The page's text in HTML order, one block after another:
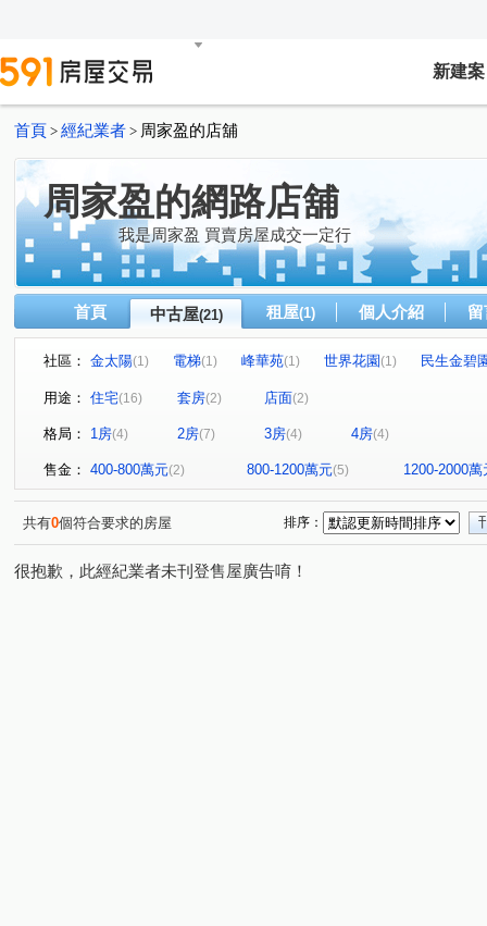
新建案
首頁 > 經紀業者 > 周家盈的店舖
周家盈的網路店舖
我是周家盈 買賣房屋成交一定行
首頁 中古屋(21) 租屋(1) 個人介紹
社區： 金太陽(1) 電梯(1) 峰華苑(1) 世界花園(1)
民生金碧
仁普大公園華廈
(1) 林森觀光大廈
潤泰京采 中央路三段 (1) 南京東路五段(1)
莊園街(1) 合江街 和平東路二段(1) 新生北路二段(1)
八德路三段(1) 民生東路一段(1) 葫蘆街(1) 景新街(1)
重慶北路二段 環河南路三段(1) 新生北路
用途： 住宅(16) 套房(2) 店面(2)
格局： 1房(4) 2房(7) 3房(4) 4房(4)
售金： 400-800萬元(2) 800-1200萬元(5) 1200-2000萬
共有0個符合要求的房屋 排序：
很抱歉，此經紀業者未刊登售屋廣告唷！